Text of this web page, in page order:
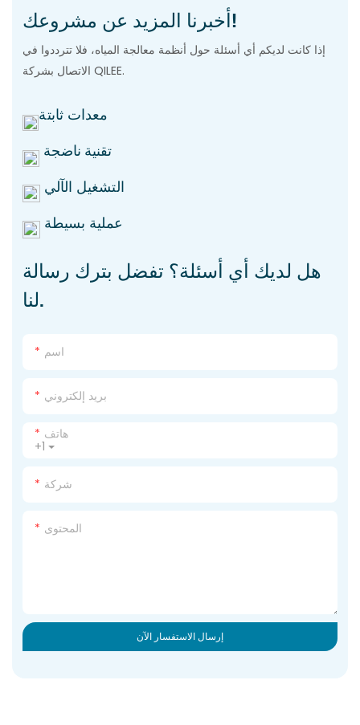
أخبرنا المزيد عن مشروعك!
إذا كانت لديكم أي أسئلة حول أنظمة معالجة المياه، فلا تترددوا في
الاتصال بشركة QILEE.
معدات ثابتة
تقنية ناضجة
التشغيل الآلي
عملية بسيطة
هل لديك أي أسئلة؟ تفضل بترك رسالة
لنا.
اسم
بريد إلكتروني
+1
هاتف
شركة
المحتوى
إرسال الاستفسار الآن